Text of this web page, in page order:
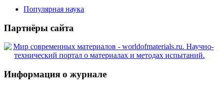
Популярная наука
Партнёры сайта
Информация о журнале